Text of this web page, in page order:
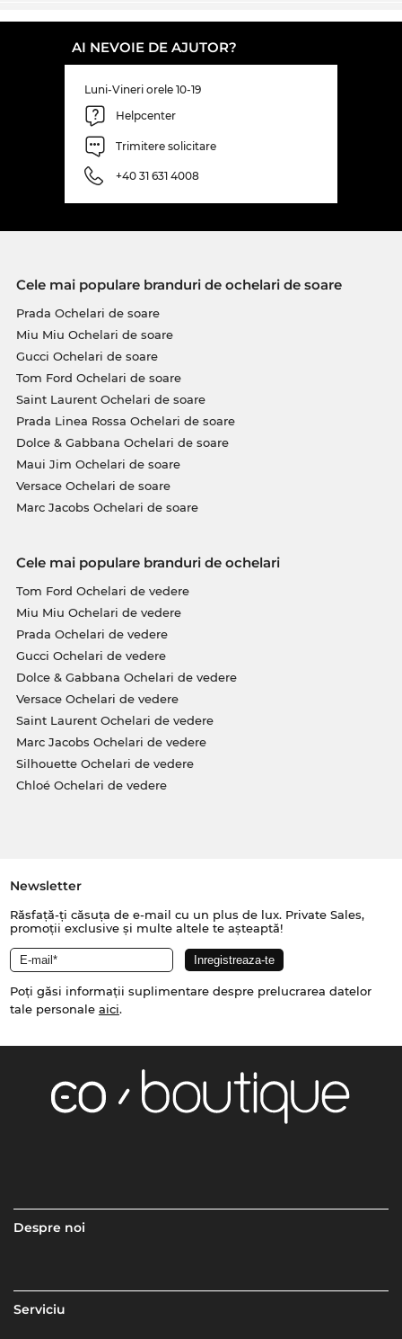
de soare din magazinul nostru, te poți baza cu
noştri şi va fi în curând din nou pe stoc. Dacă îi vei
comanda acum, îţi asiguri preţul foarte bun şi
garanţia că îţi vom expedia acest model
exact în ziua în care ne vor fi nouă livraţi. În
magazinul nostru online beneficiezi constant de
AI NEVOIE DE AJUTOR?
Luni-Vineri orele 10-19
Helpcenter
Trimitere solicitare
+40 31 631 4008
Cele mai populare branduri de ochelari de soare
Prada Ochelari de soare
Miu Miu Ochelari de soare
Gucci Ochelari de soare
Tom Ford Ochelari de soare
Saint Laurent Ochelari de soare
Prada Linea Rossa Ochelari de soare
Dolce & Gabbana Ochelari de soare
Maui Jim Ochelari de soare
Versace Ochelari de soare
Marc Jacobs Ochelari de soare
Cele mai populare branduri de ochelari
Tom Ford Ochelari de vedere
Miu Miu Ochelari de vedere
Prada Ochelari de vedere
Gucci Ochelari de vedere
Dolce & Gabbana Ochelari de vedere
Versace Ochelari de vedere
Saint Laurent Ochelari de vedere
Marc Jacobs Ochelari de vedere
Silhouette Ochelari de vedere
Chloé Ochelari de vedere
Newsletter
Răsfață-ți căsuța de e-mail cu un plus de lux. Private Sales,
promoții exclusive și multe altele te așteaptă!
Poți găsi informații suplimentare despre prelucrarea datelor
tale personale aici.
Despre noi
Serviciu